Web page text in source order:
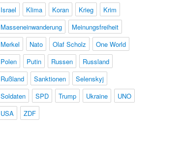
Israel
Klima Koran Krieg
Krim
Masseneinwanderung
Meinungsfreiheit
Merkel
Nato Olaf Scholz
One World
Polen
Putin Russen
Russland
Rußland
Sanktionen
Selenskyj
Soldaten
SPD Trump Ukraine
UNO
USA
ZDF